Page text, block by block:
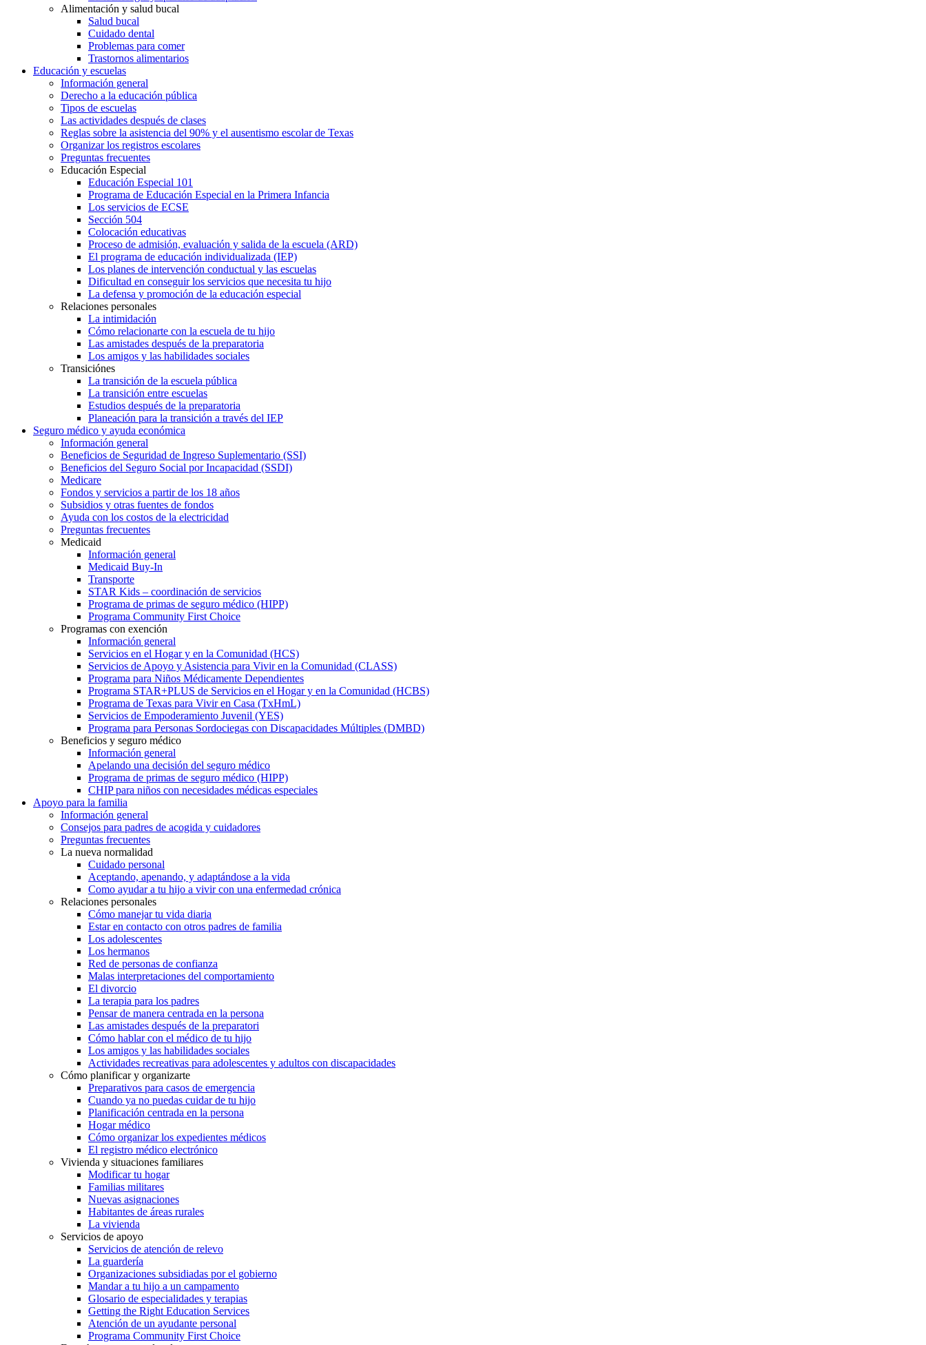
Alimentación y salud bucal
Salud bucal
Cuidado dental
Problemas para comer
Trastornos alimentarios
Educación y escuelas
Información general
Derecho a la educación pública
Tipos de escuelas
Las actividades después de clases
Reglas sobre la asistencia del 90% y el ausentismo escolar de Texas
Organizar los registros escolares
Preguntas frecuentes
Educación Especial
Educación Especial 101
Programa de Educación Especial en la Primera Infancia
Los servicios de ECSE
Sección 504
Colocación educativas
Proceso de admisión, evaluación y salida de la escuela (ARD)
El programa de educación individualizada (IEP)
Los planes de intervención conductual y las escuelas
Dificultad en conseguir los servicios que necesita tu hijo
La defensa y promoción de la educación especial
Relaciones personales
La intimidación
Cómo relacionarte con la escuela de tu hijo
Las amistades después de la preparatoria
Los amigos y las habilidades sociales
Transiciónes
La transición de la escuela pública
La transición entre escuelas
Estudios después de la preparatoria
Planeación para la transición a través del IEP
Seguro médico y ayuda económica
Información general
Beneficios de Seguridad de Ingreso Suplementario (SSI)
Beneficios del Seguro Social por Incapacidad (SSDI)
Medicare
Fondos y servicios a partir de los 18 años
Subsidios y otras fuentes de fondos
Ayuda con los costos de la electricidad
Preguntas frecuentes
Medicaid
Información general
Medicaid Buy-In
Transporte
STAR Kids – coordinación de servicios
Programa de primas de seguro médico (HIPP)
Programa Community First Choice
Programas con exención
Información general
Servicios en el Hogar y en la Comunidad (HCS)
Servicios de Apoyo y Asistencia para Vivir en la Comunidad (CLASS)
Programa para Niños Médicamente Dependientes
Programa STAR+PLUS de Servicios en el Hogar y en la Comunidad (HCBS)
Programa de Texas para Vivir en Casa (TxHmL)
Servicios de Empoderamiento Juvenil (YES)
Programa para Personas Sordociegas con Discapacidades Múltiples (DMBD)
Beneficios y seguro médico
Información general
Apelando una decisión del seguro médico
Programa de primas de seguro médico (HIPP)
CHIP para niños con necesidades médicas especiales
Apoyo para la familia
Información general
Consejos para padres de acogida y cuidadores
Preguntas frecuentes
La nueva normalidad
Cuidado personal
Aceptando, apenando, y adaptándose a la vida
Como ayudar a tu hijo a vivir con una enfermedad crónica
Relaciones personales
Cómo manejar tu vida diaria
Estar en contacto con otros padres de familia
Los adolescentes
Los hermanos
Red de personas de confianza
Malas interpretaciones del comportamiento
El divorcio
La terapia para los padres
Pensar de manera centrada en la persona
Las amistades después de la preparatori
Cómo hablar con el médico de tu hijo
Los amigos y las habilidades sociales
Actividades recreativas para adolescentes y adultos con discapacidades
Cómo planificar y organizarte
Preparativos para casos de emergencia
Cuando ya no puedas cuidar de tu hijo
Planificación centrada en la persona
Hogar médico
Cómo organizar los expedientes médicos
El registro médico electrónico
Vivienda y situaciones familiares
Modificar tu hogar
Familias militares
Nuevas asignaciones
Habitantes de áreas rurales
La vivienda
Servicios de apoyo
Servicios de atención de relevo
La guardería
Organizaciones subsidiadas por el gobierno
Mandar a tu hijo a un campamento
Glosario de especialidades y terapias
Getting the Right Education Services
Atención de un ayudante personal
Programa Community First Choice